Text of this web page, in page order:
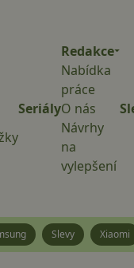
Seriály
Redakce
Nabídka
práce
O nás
Návrhy
na
vylepšení
Slevy Xiaomi